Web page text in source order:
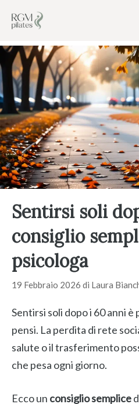
contenuto
Sentirsi soli
consiglio
psicologa
19 Febbraio 2026 di Laura
Sentirsi soli dopo i 60 anni è
pensi. La perdita di rete
salute o il trasferimento
che pesa ogni giorno.
Ecco un consiglio semplice